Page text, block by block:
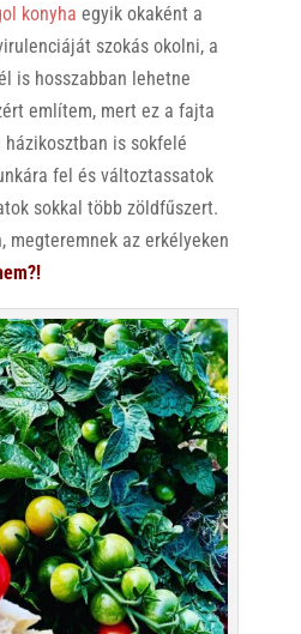
konyha egyik okaként a
szokás okolni, a
is hosszabban lehetne
említem, mert ez a fajta
is sokfelé
fel és változtassatok
sokkal több zöldfűszert.
megteremnek az erkélyeken